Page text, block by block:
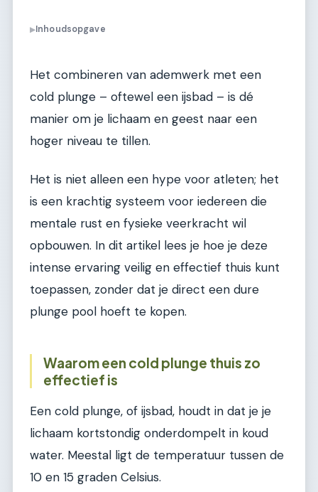
▶Inhoudsopgave
Het combineren van ademwerk met een
cold plunge – oftewel een ijsbad – is dé
manier om je lichaam en geest naar een
hoger niveau te tillen.
Het is niet alleen een hype voor atleten; het
is een krachtig systeem voor iedereen die
mentale rust en fysieke veerkracht wil
opbouwen. In dit artikel lees je hoe je deze
intense ervaring veilig en effectief thuis kunt
toepassen, zonder dat je direct een dure
plunge pool hoeft te kopen.
Waarom een cold plunge thuis zo
effectief is
Een cold plunge, of ijsbad, houdt in dat je je
lichaam kortstondig onderdompelt in koud
water. Meestal ligt de temperatuur tussen de
10 en 15 graden Celsius.